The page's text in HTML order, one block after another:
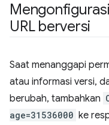
URL berversi
Saat menanggapi
atau informasi versi,
berubah, tambahkan
age=31536000 ke